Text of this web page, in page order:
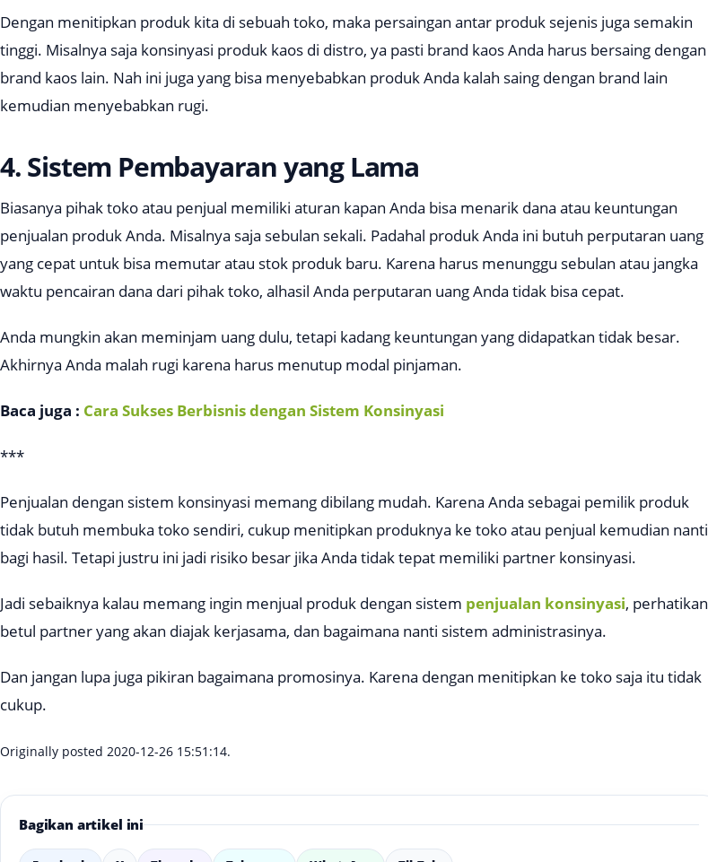
Dengan menitipkan produk kita di sebuah toko, maka persaingan antar produk sejenis juga semakin
tinggi. Misalnya saja konsinyasi produk kaos di distro, ya pasti brand kaos Anda harus bersaing dengan
brand kaos lain. Nah ini juga yang bisa menyebabkan produk Anda kalah saing dengan brand lain
kemudian menyebabkan rugi.
4. Sistem Pembayaran yang Lama
Biasanya pihak toko atau penjual memiliki aturan kapan Anda bisa menarik dana atau keuntungan
penjualan produk Anda. Misalnya saja sebulan sekali. Padahal produk Anda ini butuh perputaran uang
yang cepat untuk bisa memutar atau stok produk baru. Karena harus menunggu sebulan atau jangka
waktu pencairan dana dari pihak toko, alhasil Anda perputaran uang Anda tidak bisa cepat.
Anda mungkin akan meminjam uang dulu, tetapi kadang keuntungan yang didapatkan tidak besar.
Akhirnya Anda malah rugi karena harus menutup modal pinjaman.
Baca juga : Cara Sukses Berbisnis dengan Sistem Konsinyasi
***
Penjualan dengan sistem konsinyasi memang dibilang mudah. Karena Anda sebagai pemilik produk
tidak butuh membuka toko sendiri, cukup menitipkan produknya ke toko atau penjual kemudian nanti
bagi hasil. Tetapi justru ini jadi risiko besar jika Anda tidak tepat memiliki partner konsinyasi.
Jadi sebaiknya kalau memang ingin menjual produk dengan sistem penjualan konsinyasi, perhatikan
betul partner yang akan diajak kerjasama, dan bagaimana nanti sistem administrasinya.
Dan jangan lupa juga pikiran bagaimana promosinya. Karena dengan menitipkan ke toko saja itu tidak
cukup.
Originally posted 2020-12-26 15:51:14.
Bagikan artikel ini